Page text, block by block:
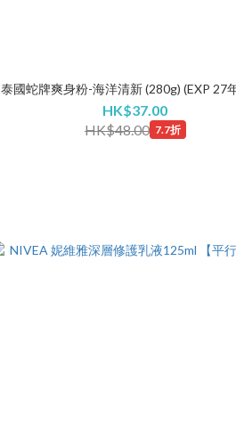
泰國蛇牌爽身粉-海洋清新 (280g) (EXP 27
HK$37.00
HK$48.00 7.7折